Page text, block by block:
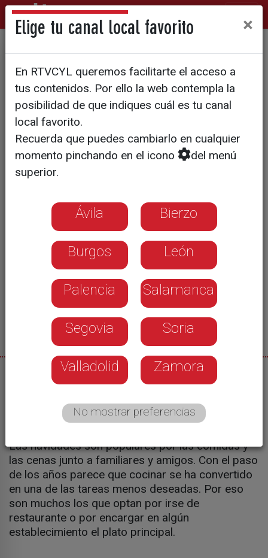
Cada vez nos da más pereza
cocinar en Navidad
Son muchos los que optan por irse de
restaurante o encargar el plato principal
24/12/2024
Las navidades son populares por las comidas y
las cenas junto a familiares y amigos. Con el paso
de los años parece que cocinar se ha convertido
en una de las tareas menos deseadas. Por eso
son muchos los que optan por irse de
restaurante o por encargar en algún
establecimiento el plato principal.
Elige tu canal local favorito ×
En RTVCYL queremos facilitarte el acceso a
tus contenidos. Por ello la web contempla la
posibilidad de que indiques cuál es tu canal
local favorito.
Recuerda que puedes cambiarlo en cualquier
momento pinchando en el icono
del menú
superior.
Ávila Bierzo
Burgos León
Palencia Salamanca
Segovia Soria
Valladolid Zamora
No mostrar preferencias